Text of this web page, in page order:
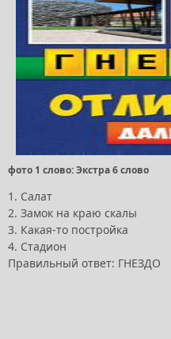
фото 1 слово: Экстра 6 слово
1. Салат
2. Замок на краю скалы
3. Какая-то постройка
4. Стадион
Правильный ответ: ГНЕЗДО